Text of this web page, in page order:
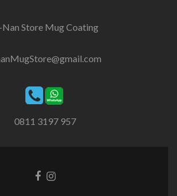
Nan Store Mug Coating
0811 3197 957
Facebook
Instagram